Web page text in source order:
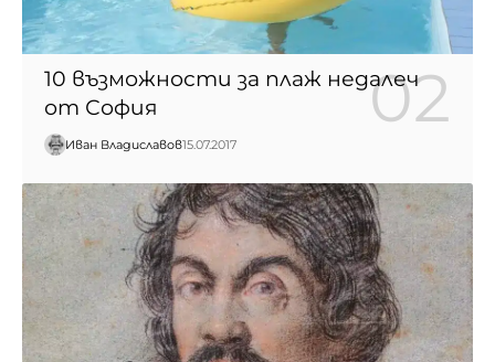
10 възможности за плаж недалеч
от София
Иван Владиславов15.07.2017